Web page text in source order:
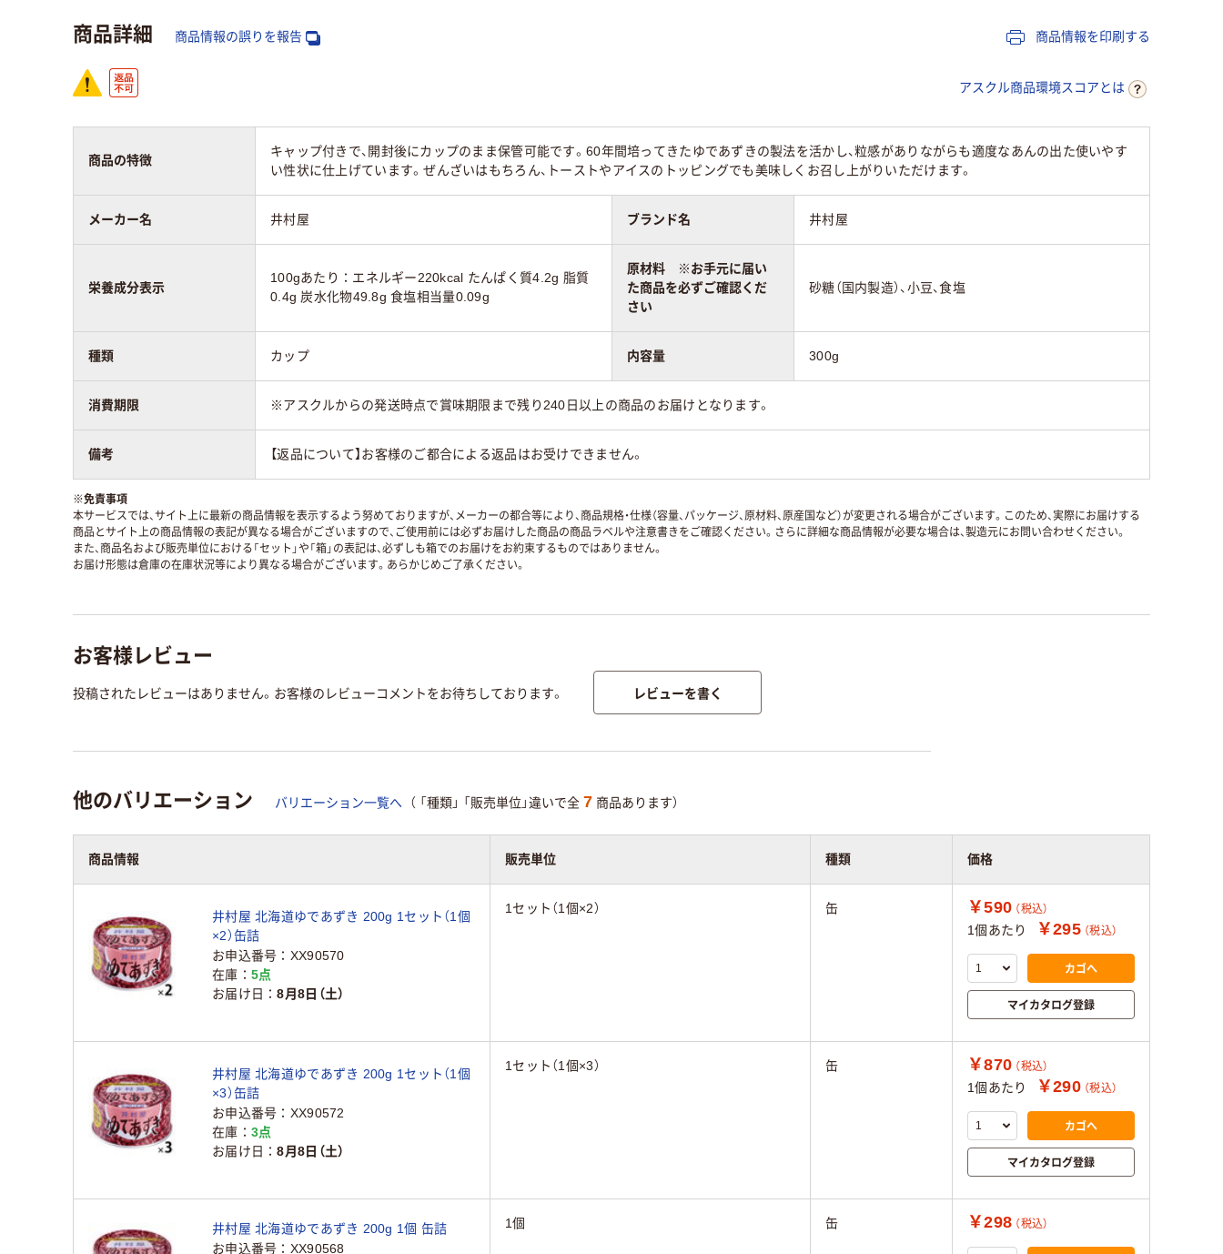
商品詳細 商品情報の誤りを報告 商品情報を印刷する
アスクル商品環境スコアとは
商品の特徴
キャップ付きで、開封後にカップのまま保管可能です。60年間培ってきたゆであずきの製法を活かし、粒感がありながらも適度なあんの出た使いやす
い性状に仕上げています。ぜんざいはもちろん、トーストやアイスのトッピングでも美味しくお召し上がりいただけます。
メーカー名 井村屋 ブランド名 井村屋
栄養成分表示
100gあたり：エネルギー220kcal たんぱく質4.2g 脂質
0.4g 炭水化物49.8g 食塩相当量0.09g
原材料 ※お手元に届い
た商品を必ずご確認くだ
さい
砂糖（国内製造）、小豆、食塩
種類 カップ 内容量 300g
消費期限 ※アスクルからの発送時点で賞味期限まで残り240日以上の商品のお届けとなります。
備考 【返品について】お客様のご都合による返品はお受けできません。
※免責事項
本サービスでは、サイト上に最新の商品情報を表示するよう努めておりますが、メーカーの都合等により、商品規格・仕様（容量、パッケージ、原材料、原産国など）が変更される場合がございます。このため、実際にお届けする
商品とサイト上の商品情報の表記が異なる場合がございますので、ご使用前には必ずお届けした商品の商品ラベルや注意書きをご確認ください。さらに詳細な商品情報が必要な場合は、製造元にお問い合わせください。
また、商品名および販売単位における「セット」や「箱」の表記は、必ずしも箱でのお届けをお約束するものではありません。
お届け形態は倉庫の在庫状況等により異なる場合がございます。あらかじめご了承ください。
お客様レビュー
投稿されたレビューはありません。お客様のレビューコメントをお待ちしております。 レビューを書く
他のバリエーション バリエーション一覧へ （ 「種類」 「販売単位」違いで全 7 商品あります）
商品情報 販売単位 種類 価格
井村屋 北海道ゆであずき 200g 1セット（1個
×2）缶詰
お申込番号
XX90570
在庫
5点
お届け日
8月8日（土）
1セット（1個×2） 缶 ￥590 （税込）
1個あたり ￥295 （税込）
カゴへ
マイカタログ登録
井村屋 北海道ゆであずき 200g 1セット（1個
×3）缶詰
お申込番号
XX90572
在庫
3点
お届け日
8月8日（土）
1セット（1個×3） 缶 ￥870 （税込）
1個あたり ￥290 （税込）
カゴへ
マイカタログ登録
井村屋 北海道ゆであずき 200g 1個 缶詰
お申込番号
XX90568
1個 缶 ￥298 （税込）